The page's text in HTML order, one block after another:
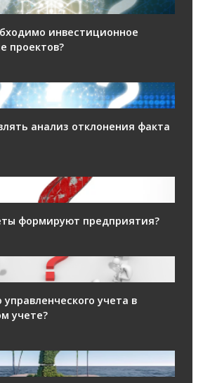
инвестиционное
проектов?
анализ отклонения факта
формируют предприятия?
управленческого учета в
учете?